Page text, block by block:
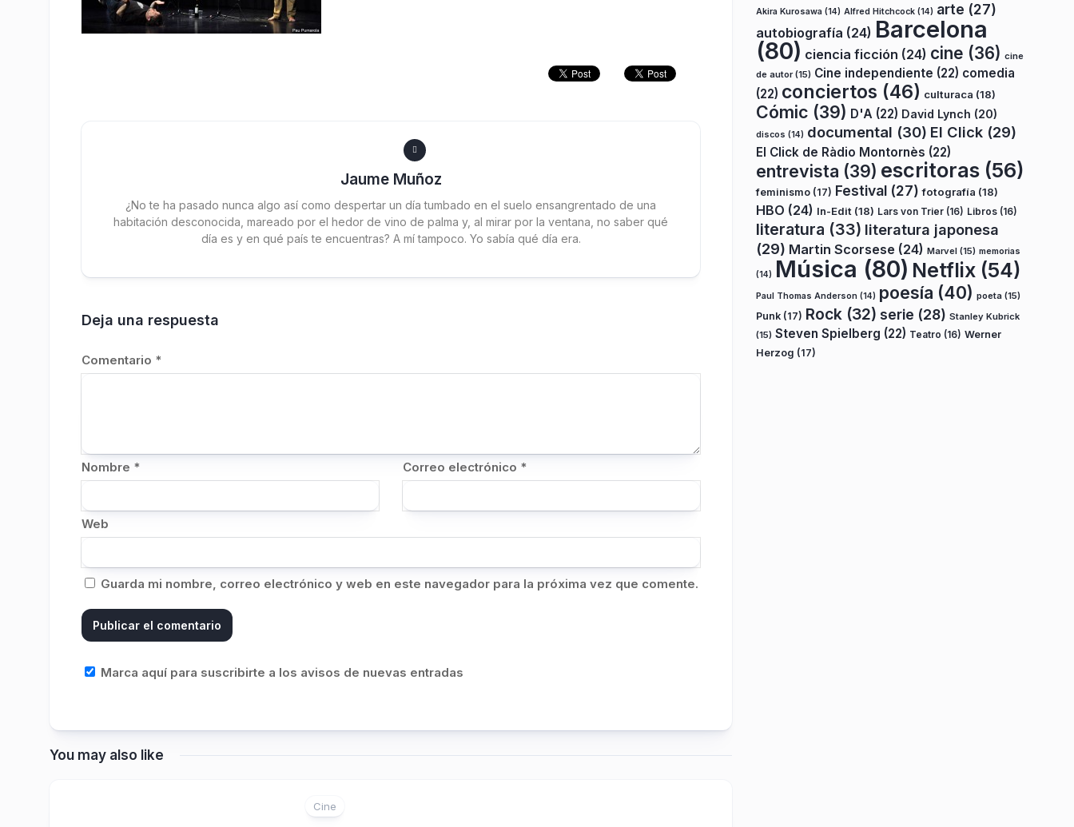
Jaume Muñoz
¿No te ha pasado nunca algo así como despertar un día tumbado en el suelo ensangrentado de una
habitación desconocida, mareado por el hedor de vino de palma y, al mirar por la ventana, no saber qué
día es y en qué país te encuentras? A mí tampoco. Yo sabía qué día era.
Deja una respuesta
Comentario *
Nombre * Correo electrónico *
Web
Guarda mi nombre, correo electrónico y web en este navegador para la próxima vez que comente.
Marca aquí para suscribirte a los avisos de nuevas entradas
You may also like
Cine
Akira Kurosawa (14) Alfred Hitchcock (14) arte (27)
autobiografía (24) Barcelona
(80) ciencia ficción (24) cine (36) cine
de autor(15) Cine independiente (22) comedia
(22) conciertos (46) culturaca (18)
Cómic (39) D'A (22) David Lynch (20)
discos (14) documental (30) El Click (29)
El Click de Ràdio Montornès (22)
entrevista (39) escritoras (56)
feminismo (17) Festival (27) fotografía (18)
HBO (24) In-Edit (18) Lars von Trier (16) Libros (16)
literatura (33) literatura japonesa
(29) Martin Scorsese (24) Marvel (15) memorias
(14) Música (80) Netflix (54)
Paul Thomas Anderson (14) poesía (40) poeta (15)
Punk (17) Rock (32) serie (28) Stanley Kubrick
(15) Steven Spielberg (22) Teatro (16) Werner
Herzog (17)